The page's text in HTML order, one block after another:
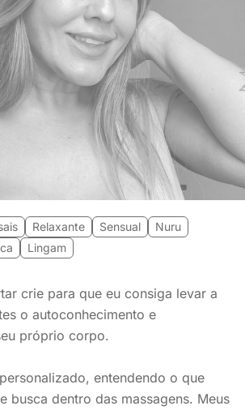
Relaxante Sensual
Nuru
Lingam
crie para que eu consiga levar a
o autoconhecimento e
próprio corpo.
entendendo o que
busca dentro das massagens. Meus